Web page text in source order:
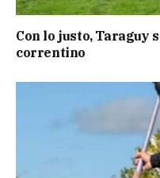
Con lo justo, Taraguy
correntino